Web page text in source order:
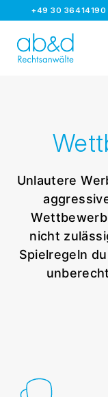
+49 30 36414190
Unlautere
nicht
Spielregeln